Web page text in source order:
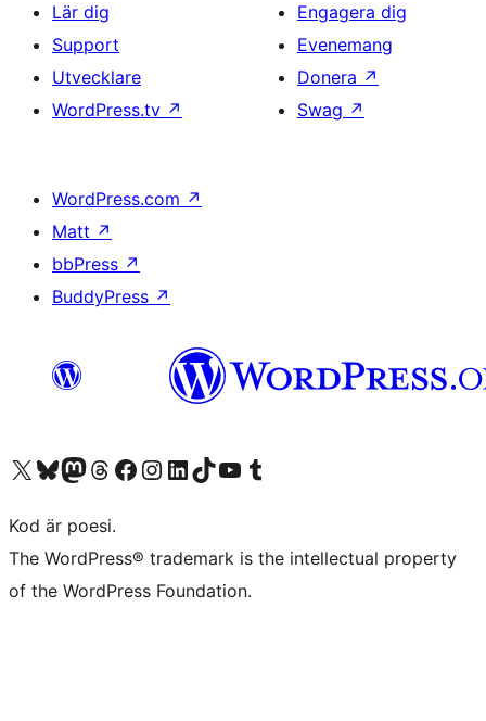
Lär dig
Support
Utvecklare
WordPress.tv ↗
Engagera dig
Evenemang
Donera ↗
Swag ↗
WordPress.com ↗
Matt ↗
bbPress ↗
BuddyPress ↗
Besök vår X-konto (f.d. Twitter)
Besök vårt Bluesky-konto
Besök vårt Mastodon-konto
Besök vårt Thread-konto
Besök vår Facebook-sidaBesök vårt Instagram-konto
Besök vårt LinkedIn-konto
Besök vårt TikTok-konto
Besök vår YouTube-kanalBesök vårt Tumblr-konto
Kod är poesi.
The WordPress® trademark is the intellectual property
of the WordPress Foundation.